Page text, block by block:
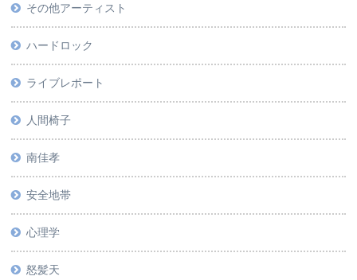
その他アーティスト
ハードロック
ライブレポート
人間椅子
南佳孝
安全地帯
心理学
怒髪天